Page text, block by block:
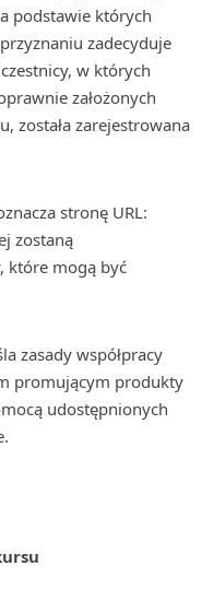
podstawie których
zadecyduje
w których
założonych
została zarejestrowana
stronę URL:
zostaną
które mogą być
zasady współpracy
promującym produkty
udostępnionych